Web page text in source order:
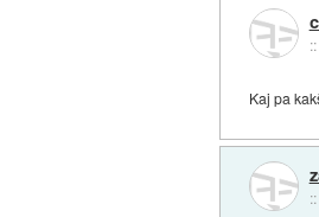
::
Kaj pa
::